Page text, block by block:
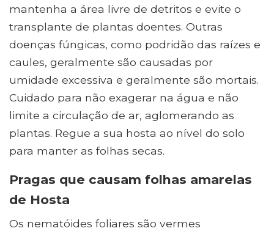
mantenha a área livre de detritos e evite o
transplante de plantas doentes. Outras
doenças fúngicas, como podridão das raízes e
caules, geralmente são causadas por
umidade excessiva e geralmente são mortais.
Cuidado para não exagerar na água e não
limite a circulação de ar, aglomerando as
plantas. Regue a sua hosta ao nível do solo
para manter as folhas secas.
Pragas que causam folhas amarelas
de Hosta
Os nematóides foliares são vermes